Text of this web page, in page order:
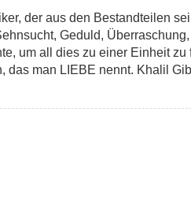
der aus den Bestandteilen
Geduld,
um all dies zu einer Einheit zu
das man LIEBE nennt. Khalil